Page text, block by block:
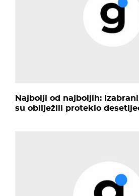
Najbolji od najboljih:
su obilježili proteklo